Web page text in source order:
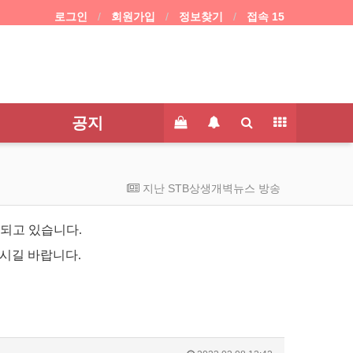
로그인 회원가입 정보찾기 접속 15
공지
지난 STB상생개벽뉴스 방송
고 있습니다.
길 바랍니다.